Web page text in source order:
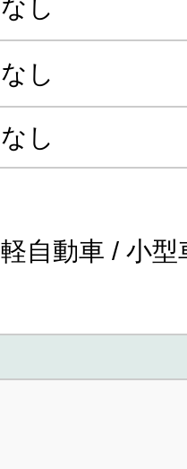
なし
なし
なし
軽自動車 / 小型